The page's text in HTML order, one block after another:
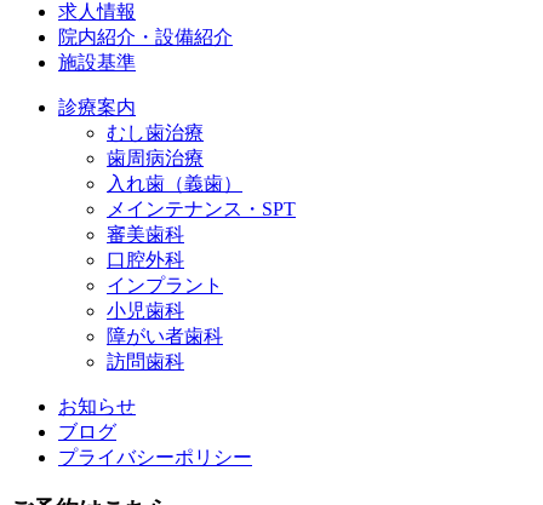
求人情報
院内紹介・設備紹介
施設基準
診療案内
むし歯治療
歯周病治療
入れ歯（義歯）
メインテナンス・SPT
審美歯科
口腔外科
インプラント
小児歯科
障がい者歯科
訪問歯科
お知らせ
ブログ
プライバシーポリシー